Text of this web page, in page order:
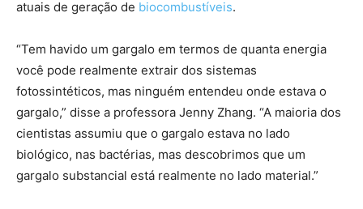
atuais de geração de biocombustíveis.
“Tem havido um gargalo em termos de quanta energia
você pode realmente extrair dos sistemas
fotossintéticos, mas ninguém entendeu onde estava o
gargalo,” disse a professora Jenny Zhang. “A maioria dos
cientistas assumiu que o gargalo estava no lado
biológico, nas bactérias, mas descobrimos que um
gargalo substancial está realmente no lado material.”